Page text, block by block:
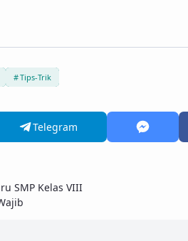
Tips-Trik
Telegram
SMP Kelas VIII